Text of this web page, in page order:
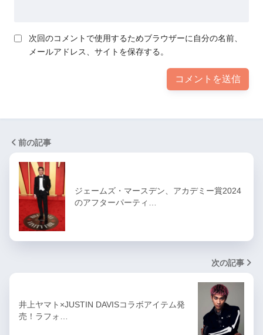
次回のコメントで使用するためブラウザーに自分の名前、
メールアドレス、サイトを保存する。
前の記事
ジェームズ・マースデン、アカデミー賞2024
のアフターパーティ…
次の記事
井上ヤマト×JUSTIN DAVISコラボアイテム発
売！ラフォ…